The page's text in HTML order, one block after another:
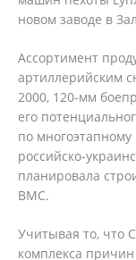
новом заводе в
Ассортимент
артиллерийским
2000, 120-мм
его
по
российско-
планировала
ВМС.
Учитывая то, что
комплекса